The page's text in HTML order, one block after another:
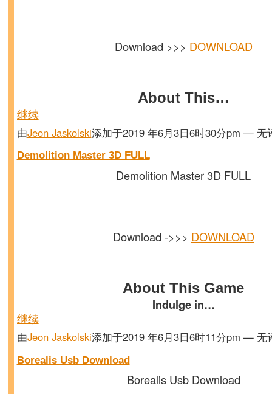
Download >>> DOWNLOAD
About This…
继续
由Jeon Jaskolski添加于2019 年6月3日6时30分pm — 无
Demolition Master 3D FULL
Demolition Master 3D FULL
Download ->>> DOWNLOAD
About This Game
Indulge in…
继续
由Jeon Jaskolski添加于2019 年6月3日6时11分pm — 无
Borealis Usb Download
Borealis Usb Download